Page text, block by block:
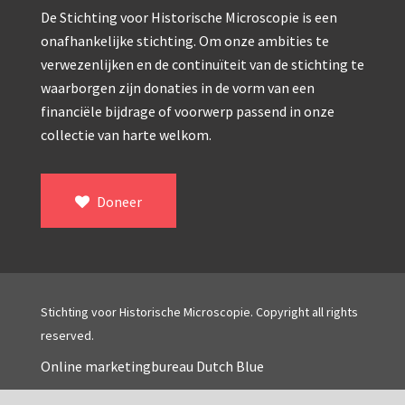
Zeiss, statief IX (ca. 1890)
Seibert, ‘Stativ 3’ (1895-1900)
Watson & Sons, No. 1 ‘Van Heurck’ (ca. 1900)
Reichert (ca. 1925)
Meopta, ‘veld’microscoop (1965-1980)
Zeiss, type Ergaval (ca. 1970)
De Stichting voor Historische Microscopie is een
onafhankelijke stichting. Om onze ambities te
verwezenlijken en de continuïteit van de stichting te
waarborgen zijn donaties in de vorm van een
financiële bijdrage of voorwerp passend in onze
collectie van harte welkom.
Doneer
Stichting voor Historische Microscopie. Copyright all rights
reserved.
Online marketingbureau Dutch Blue